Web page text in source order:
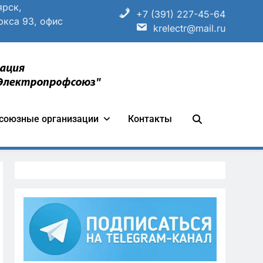
93, офис
+7 (391) 227-45-64
krelectr@mail.ru
«Всероссийский
организации Контакты